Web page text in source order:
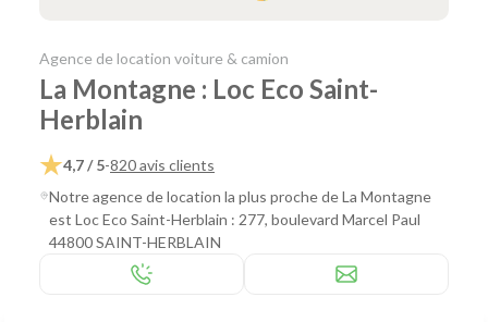
Agence de location voiture & camion
La Montagne : Loc Eco Saint-
Herblain
4,7 / 5-820 avis clients
Notre agence de location la plus proche de La Montagne
est Loc Eco Saint-Herblain : 277, boulevard Marcel Paul
44800 SAINT-HERBLAIN